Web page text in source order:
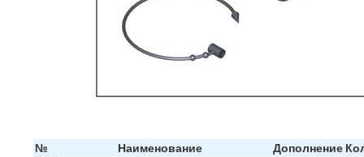
№ Наименование Дополнение